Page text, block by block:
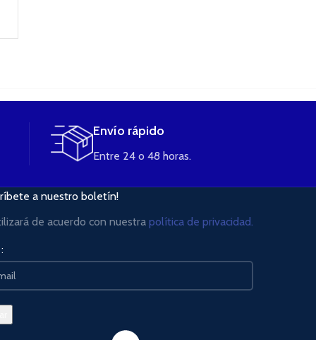
Envío rápido
Entre 24 o 48 horas.
a nuestro boletín!
de acuerdo con nuestra política de privacidad.